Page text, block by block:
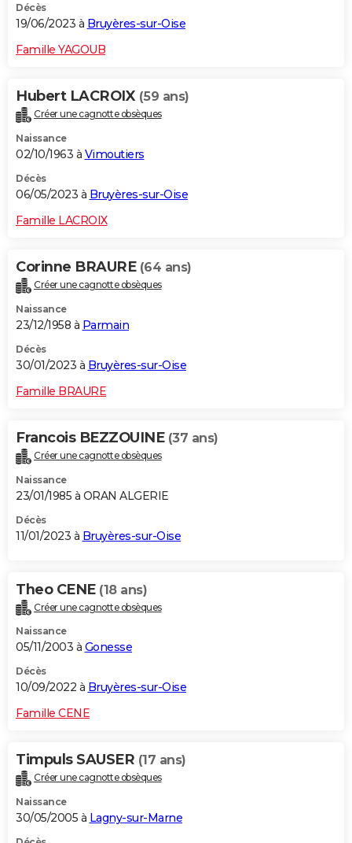
Décès
19/06/2023 à Bruyères-sur-Oise
Famille YAGOUB
Hubert LACROIX (59 ans)
Créer une cagnotte obsèques
Naissance
02/10/1963 à Vimoutiers
Décès
06/05/2023 à Bruyères-sur-Oise
Famille LACROIX
Corinne BRAURE (64 ans)
Créer une cagnotte obsèques
Naissance
23/12/1958 à Parmain
Décès
30/01/2023 à Bruyères-sur-Oise
Famille BRAURE
Francois BEZZOUINE (37 ans)
Créer une cagnotte obsèques
Naissance
23/01/1985 à ORAN ALGERIE
Décès
11/01/2023 à Bruyères-sur-Oise
Theo CENE (18 ans)
Créer une cagnotte obsèques
Naissance
05/11/2003 à Gonesse
Décès
10/09/2022 à Bruyères-sur-Oise
Famille CENE
Timpuls SAUSER (17 ans)
Créer une cagnotte obsèques
Naissance
30/05/2005 à Lagny-sur-Marne